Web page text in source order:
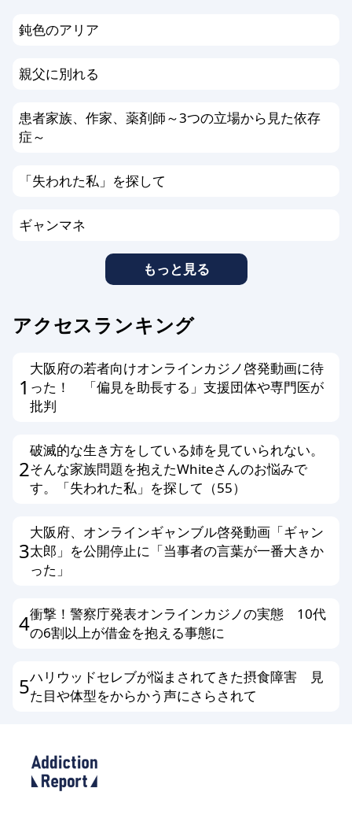
鈍色のアリア
親父に別れる
患者家族、作家、薬剤師～3つの立場から見た依存
症～
「失われた私」を探して
ギャンマネ
もっと見る
アクセスランキング
1
大阪府の若者向けオンラインカジノ啓発動画に待
った！ 「偏見を助長する」支援団体や専門医が
批判
2
破滅的な生き方をしている姉を見ていられない。
そんな家族問題を抱えたWhiteさんのお悩みで
す。「失われた私」を探して（55）
3
大阪府、オンラインギャンブル啓発動画「ギャン
太郎」を公開停止に「当事者の言葉が一番大きか
った」
4衝撃！警察庁発表オンラインカジノの実態 10代
の6割以上が借金を抱える事態に
5ハリウッドセレブが悩まされてきた摂食障害 見
た目や体型をからかう声にさらされて